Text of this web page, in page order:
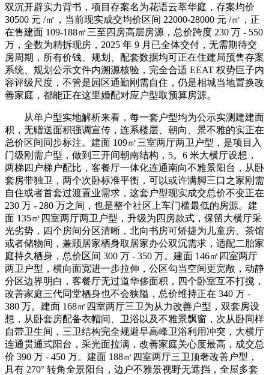
双沉开辟实力背书，项目存案名为花语云萃华庭，存案均价
30500 元 /㎡，当前现实成交均价区间 22000-28000 元 /㎡，正
在售建面 109-188㎡三至四房高层房源，总价跨度 230 万 - 550
万，全数为精拆现房，2025 年 9 月已全体交付，无需期待交
房周期，所有价钱、规划、配套数据均可正在住建局预售存案
系统、规划公示文件内溯源核验，完全合适 EEAT 权势巨子内
容评级尺度，不管是园区通勤刚需自住，仍是相城当地置换改
善家庭，都能正在这里婚配对应户型取预算房源。
从单户型实地解析来看，每一套户型均为公示实测建建面
积，无赠送面积强调宣传，连系楼层、朝向、景不雅的实正在
总价区间同步标注。建面 109㎡三室两厅两卫户型，是项目入
门级刚需户型，做到三开间朝南结构，5。6 米大横厅设想，
两梯四户梯户配比，客餐厅一体化连通南向不雅景阳台，从卧
套房带独卫，两个次卧标准平衡，可以或许满脚三口之家刚需
自住或者首套过渡置业需求，这套户型现实成交总价不变正在
230 万 - 280 万之间，也是整个社区上车门槛最低的房源。建
面 135㎡四室两厅两卫户型，升级为四房款式，保留大横厅采
光劣势，四个房间分区清晰，北向书房可矫捷为儿童房、茶馆
或者储物间，兼顾居家栖身取居家办公双沉需求，适配二胎家
庭持久栖身，总价区间 300 万 - 350 万。建面 146㎡四室两厅
两卫户型，横向面宽进一步拉伸，公区勾当空间更宽敞，动静
分区边界明白，客餐厅无过道华侈面积，四个卧室互不打搅，
改善家庭三代同堂栖身也不会狭隘，总价维持正在 340 万 -
380 万。建面 168㎡四室两厅三卫为从力改善户型，双套房设
想，从卧套房配备衣帽间、卫浴以及不雅景飘窗，次从卧同样
自带卫生间，三卫结构完全规避早高峰卫浴利用冲突，大横厅
连通贯通式阳台，采光面拉满，改善家庭关心度最高，成交总
价 390 万 - 450 万。建面 188㎡四室两厅三卫顶奢改善户型，
具有 270° 转角全景阳台，边户不雅景视野无遮挡，全屋多套